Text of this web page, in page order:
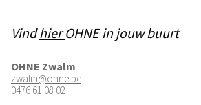
VindhierOHNE in jouw buurt
OHNE Zwalm
zwalm@ohne.be
0476 61 08 02